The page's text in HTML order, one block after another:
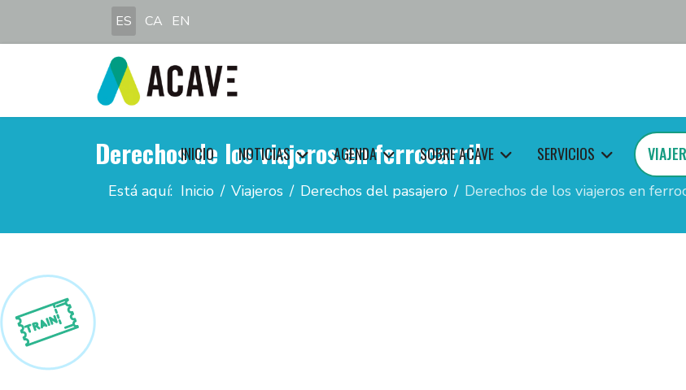
Seleccione su idioma
ES CA EN
INICIO NOTICIAS AGENDA SOBRE ACAVE SERVICIOS
Derechos de los viajeros en ferrocarril
Está aquí: Inicio Viajeros Derechos del pasajero Derechos de los viajeros en